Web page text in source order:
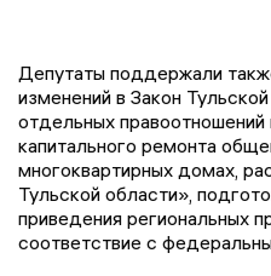
Депутаты поддержали
изменений в Закон
отдельных
капитального ремонта
многоквартирных домах,
Тульской области»,
приведения региональных
соответствие с